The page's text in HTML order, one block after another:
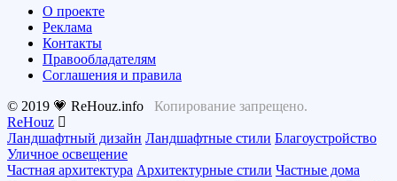
О проекте
Реклама
Контакты
Правообладателям
Соглашения и правила
© 2019 💗 ReHouz.info Копирование запрещено.
ReHouz
Ландшафтный дизайн Ландшафтные стили Благоустройство
Уличное освещение
Частная архитектура Архитектурные стили Частные дома